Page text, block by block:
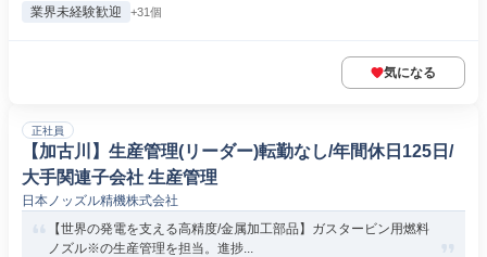
業界未経験歓迎 +31個
気になる
正社員
【加古川】生産管理(リーダー)転勤なし/年間休日125日/
大手関連子会社 生産管理
日本ノッズル精機株式会社
【世界の発電を支える高精度/金属加工部品】ガスタービン用燃料
ノズル※の生産管理を担当。進捗...